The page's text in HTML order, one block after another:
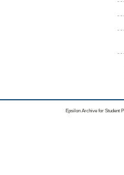
Epsilon Archive for Student